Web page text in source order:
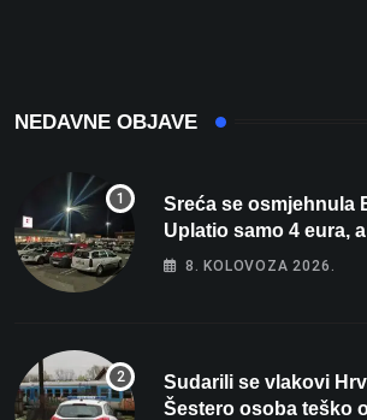
NEDAVNE OBJAVE
Sreća se osmjehnula
Uplatio samo 4 eura,
80 tisuća eura
8. KOLOVOZA 2026.
Sudarili se vlakovi
Šestero osoba teško